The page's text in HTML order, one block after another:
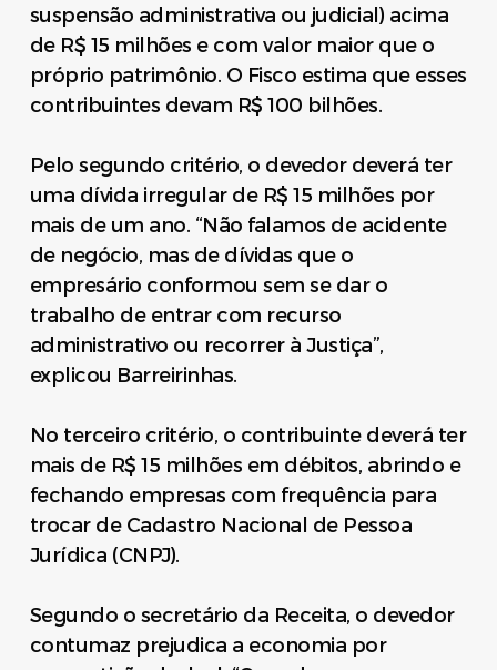
suspensão administrativa ou judicial) acima
de R$ 15 milhões e com valor maior que o
próprio patrimônio. O Fisco estima que esses
contribuintes devam R$ 100 bilhões.
Pelo segundo critério, o devedor deverá ter
uma dívida irregular de R$ 15 milhões por
mais de um ano. “Não falamos de acidente
de negócio, mas de dívidas que o
empresário conformou sem se dar o
trabalho de entrar com recurso
administrativo ou recorrer à Justiça”,
explicou Barreirinhas.
No terceiro critério, o contribuinte deverá ter
mais de R$ 15 milhões em débitos, abrindo e
fechando empresas com frequência para
trocar de Cadastro Nacional de Pessoa
Jurídica (CNPJ).
Segundo o secretário da Receita, o devedor
contumaz prejudica a economia por